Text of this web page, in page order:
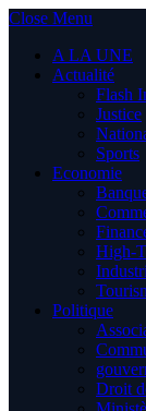
Close Menu
A LA UNE
Actualité
Flash
Justice
Sports
Economie
High-
Politique
Droit